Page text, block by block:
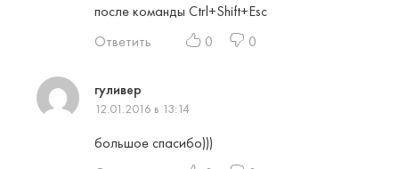
после команды Ctrl+Shift+Esc
Ответить
0 0
гуливер
12.01.2016 в 13:14
большое спасибо)))